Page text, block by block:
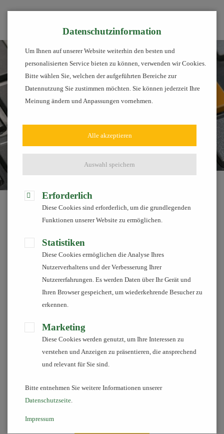
Links
Im Folgenden finden Sie Links, zu interessanten
Institutionen in welchen wir Mitglied sind
und/oder die wir unterstützen. Informieren Sie
sich gerne auf den verlinkten Seiten.
Datenschutzinformation
Um Ihnen auf unserer Website weiterhin den besten und
personalisierten Service bieten zu können, verwenden wir Cookies.
Bitte wählen Sie, welchen der aufgeführten Bereiche zur
Datennutzung Sie zustimmen möchten. Sie können jederzeit Ihre
Meinung ändern und Anpassungen vornehmen.
Alle akzeptieren
Auswahl speichern
Erforderlich
Diese Cookies sind erforderlich, um die grundlegenden
Funktionen unserer Website zu ermöglichen.
Statistiken
Diese Cookies ermöglichen die Analyse Ihres
Nutzerverhaltens und der Verbesserung Ihrer
Nutzererfahrungen. Es werden Daten über Ihr Gerät und
Ihren Browser gespeichert, um wiederkehrende Besucher zu
erkennen.
Marketing
Diese Cookies werden genutzt, um Ihre Interessen zu
verstehen und Anzeigen zu präsentieren, die ansprechend
und relevant für Sie sind.
Bitte entnehmen Sie weitere Informationen unserer
Datenschutzseite.
Impressum